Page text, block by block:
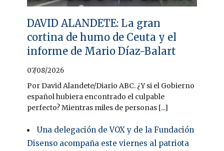
DAVID ALANDETE: La gran
cortina de humo de Ceuta y el
informe de Mario Díaz-Balart
07/08/2026
Por David Alandete/Diario ABC. ¿Y si el Gobierno
español hubiera encontrado el culpable
perfecto? Mientras miles de personas [...]
Una delegación de VOX y de la Fundación
Disenso acompaña este viernes al patriota